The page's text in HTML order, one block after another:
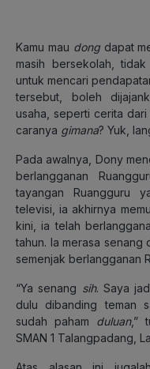
Kamu mau dongdapat
masih bersekolah,
untuk mencari
tersebut, boleh
usaha, seperti cerita
caranya gimana? Yuk,
Pada awalnya, Dony
berlangganan
tayangan Ruangguru
televisi, ia akhirnya
kini, ia telah
tahun. Ia merasa
semenjak berlangganan
“Ya senang sih. Saya
dulu dibanding teman
sudah paham duluan,”
SMAN 1 Talangpadang,